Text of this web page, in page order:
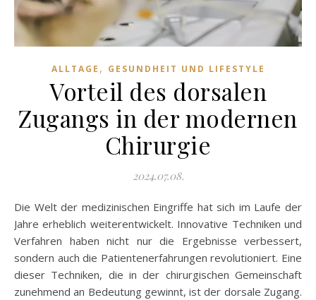
ALLTAGE , GESUNDHEIT UND LIFESTYLE
Vorteil des dorsalen
Zugangs in der modernen
Chirurgie
2024.07.08.
Die Welt der medizinischen Eingriffe hat sich im Laufe der
Jahre erheblich weiterentwickelt. Innovative Techniken und
Verfahren haben nicht nur die Ergebnisse verbessert,
sondern auch die Patientenerfahrungen revolutioniert. Eine
dieser Techniken, die in der chirurgischen Gemeinschaft
zunehmend an Bedeutung gewinnt, ist der dorsale Zugang.